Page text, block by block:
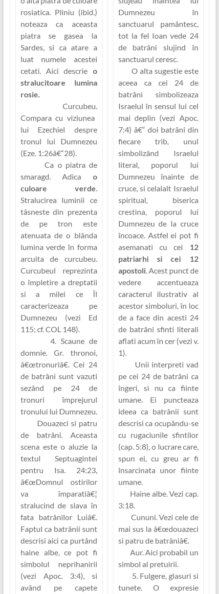
rosiatica. Pliniu (ibid.)
noteaza ca aceasta
piatra se gasea la
Sardes, si ca atare a
luat numele acestei
cetati. Aici descrie o
stralucitoare lumina
rosie.
Curcubeu.
Compara cu viziunea
lui Ezechiel despre
tronul lui Dumnezeu
(Eze. 1:26â€“28).
Ca o piatra de
smaragd.Adica o
culoare verde.
Stralucirea luminii ce
tâsneste din prezenta
de pe tron este
atenuata de o blânda
lumina verde în forma
arcuita de curcubeu.
Curcubeul reprezinta
o împletire a dreptatii
si a milei ce Îl
caracterizeaza pe
Dumnezeu (vezi Ed
115; cf. COL 148).
4. Scaune de
domnie.Gr. thronoi,
â€œtronuriâ€. Cei 24
de batrâni sunt vazuti
sezând pe 24 de
tronuri împrejurul
tronului lui Dumnezeu.
Douazeci si patru
de batrâni.Aceasta
scena este o aluzie la
textul Septuagintei
pentru Isa. 24:23,
â€œDomnul ostirilor
va împaratiâ€¦
stralucind de slava în
fata batrânilor Luiâ€.
Faptul ca batrânii sunt
descrisi aici ca purtând
haine albe, ce pot fi
simbolul neprihanirii
(vezi Apoc. 3:4), si
având pe capete
Dumnezeu în
sanctuarul pamântesc,
tot la fel Ioan vede 24
de batrâni slujind în
sanctuarul ceresc.
O alta sugestie este
aceea ca cei 24 de
batrâni simbolizeaza
Israelul în sensul lui cel
mai deplin (vezi Apoc.
7:4) â€“ doi batrâni din
fiecare trib, unul
simbolizând Israelul
literal, poporul lui
Dumnezeu înainte de
cruce, si celalalt Israelul
spiritual, biserica
crestina, poporul lui
Dumnezeu de la cruce
încoace. Astfel ei pot fi
asemanati cu cei 12
patriarhi si cei 12
apostoli. Acest punct de
vedere accentueaza
caracterul ilustrativ al
acestor simboluri, în loc
de a face din acesti 24
de batrâni sfinti literali
aflati acum în cer (vezi v.
1).
Unii interpreti vad
pe cei 24 de batrâni ca
îngeri, si nu ca fiinte
umane. Ei puncteaza
ideea ca batrânii sunt
descrisi ca ocupându-se
cu rugaciunile sfintilor
(cap. 5:8), o lucrare care,
spun ei, cu greu ar fi
însarcinata unor fiinte
umane.
Haine albe.Vezi cap.
3:18.
Cununi.Vezi cele de
mai sus la â€œdouazeci
si patru de batrâniâ€.
Aur.Aici probabil un
simbol al pretuirii.
5. Fulgere, glasuri si
tunete.O expresie